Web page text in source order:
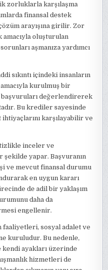
zorluklarla karşılaşma
finansal destek
arayışına girilir. Zor
amacıyla oluşturulan
aşmanıza yardımcı
sıkıntı içindeki insanların
kurulmuş bir
değerlendirerek
Bu krediler sayesinde
karşılayabilir ve
inceler ve
yapar. Başvuranın
ve mevcut finansal durumu
en uygun kararı
de adil bir yaklaşım
daha da
engellenir.
faaliyetleri, sosyal adalet ve
kuruludur. Bu nedenle,
ayakları üzerinde
hizmetleri de